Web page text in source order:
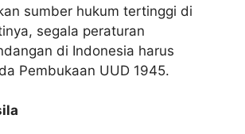
sumber hukum tertinggi di
segala peraturan
di Indonesia harus
Pembukaan UUD 1945.